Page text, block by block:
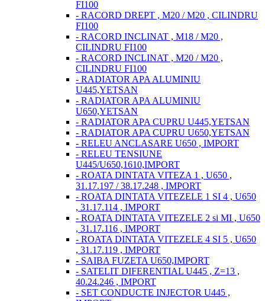
FI100
- RACORD DREPT , M20 / M20 , CILINDRU
FI100
- RACORD INCLINAT , M18 / M20 ,
CILINDRU FI100
- RACORD INCLINAT , M20 / M20 ,
CILINDRU FI100
- RADIATOR APA ALUMINIU
U445,YETSAN
- RADIATOR APA ALUMINIU
U650,YETSAN
- RADIATOR APA CUPRU U445,YETSAN
- RADIATOR APA CUPRU U650,YETSAN
- RELEU ANCLASARE U650 , IMPORT
- RELEU TENSIUNE
U445/U650,1610,IMPORT
- ROATA DINTATA VITEZA 1 , U650 ,
31.17.197 / 38.17.248 , IMPORT
- ROATA DINTATA VITEZELE 1 SI 4 , U650
, 31.17.114 , IMPORT
- ROATA DINTATA VITEZELE 2 si MI , U650
, 31.17.116 , IMPORT
- ROATA DINTATA VITEZELE 4 SI 5 , U650
, 31.17.119 , IMPORT
- SAIBA FUZETA U650,IMPORT
- SATELIT DIFERENTIAL U445 , Z=13 ,
40.24.246 , IMPORT
- SET CONDUCTE INJECTOR U445 ,